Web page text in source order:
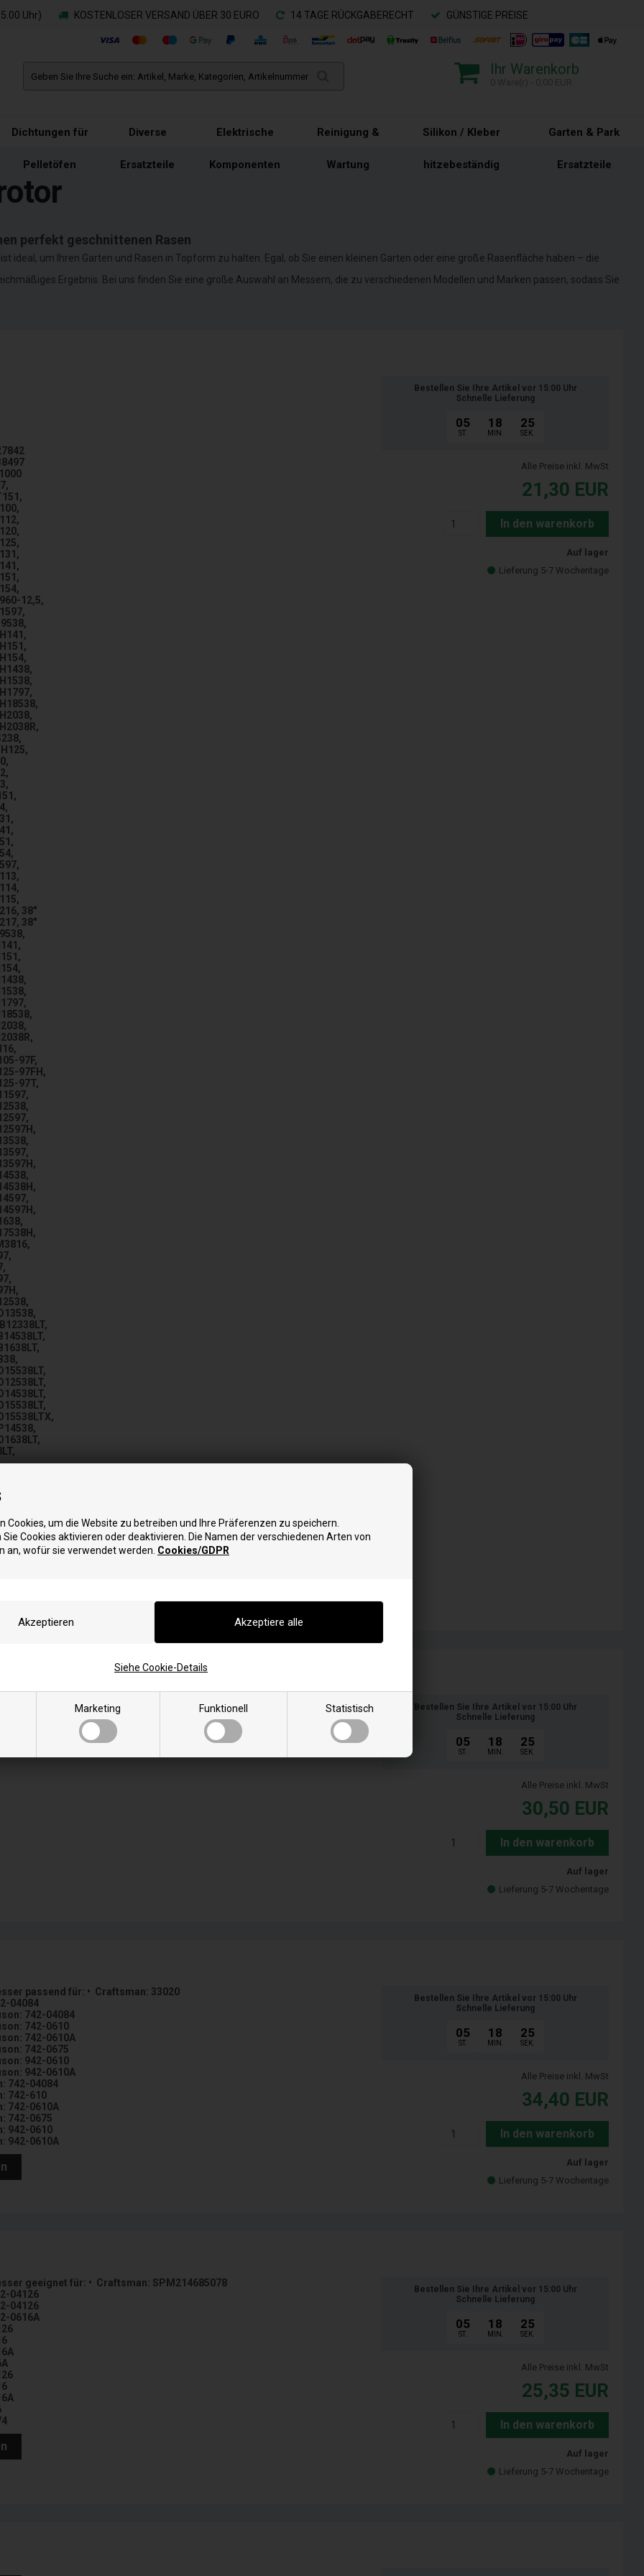
Cookies, um die Website zu betreiben und Ihre Präferenzen zu speichern.
Sie Cookies aktivieren oder deaktivieren. Die Namen der verschiedenen Arten von
an, wofür sie verwendet werden. Cookies/GDPR
Marketing Funktionell Statistisch
Siehe Cookie-Details
Uhr) KOSTENLOSER VERSAND ÜBER 30 EURO 14 TAGE RÜCKGABERECHT GÜNSTIGE PREISE
Ihr Warenkorb
Dichtungen für
Pelletöfen
Diverse
Ersatzteile
Elektrische
Komponenten
Reinigung &
Wartung
Silikon / Kleber
hitzebeständig
Garten & Park
Ersatzteile
perfekt geschnittenen Rasen
ist ideal, um Ihren Garten und Rasen in Topform zu halten. Egal, ob Sie einen kleinen Garten oder eine große Rasenfläche haben – die
Ergebnis. Bei uns finden Sie eine große Auswahl an Messern, die zu verschiedenen Modellen und Marken passen, sodass Sie
12,5,
38"
38"
97F,
97FH,
97T,
Bestellen Sie Ihre Artikel vor 15:00 Uhr
Schnelle Lieferung
05
ST.
18
MIN.
24
SEK.
Alle Preise inkl. MwSt
21,30 EUR
In den warenkorb
Auf lager
Lieferung 5-7 Wochentage
Bestellen Sie Ihre Artikel vor 15:00 Uhr
Schnelle Lieferung
05
ST.
18
MIN.
24
SEK.
Alle Preise inkl. MwSt
30,50 EUR
In den warenkorb
Auf lager
Lieferung 5-7 Wochentage
passend für: • Craftsman: 33020
04084
742-04084
742-0610
742-0610A
742-0675
942-0610
942-0610A
742-04084
742-610
742-0610A
742-0675
942-0610
942-0610A
Bestellen Sie Ihre Artikel vor 15:00 Uhr
Schnelle Lieferung
05
ST.
18
MIN.
24
SEK.
Alle Preise inkl. MwSt
34,40 EUR
In den warenkorb
Auf lager
Lieferung 5-7 Wochentage
geeignet für: • Craftsman: SPM214685078
04126
04126
0616A
Bestellen Sie Ihre Artikel vor 15:00 Uhr
Schnelle Lieferung
05
ST.
18
MIN.
24
SEK.
Alle Preise inkl. MwSt
25,35 EUR
In den warenkorb
Auf lager
Lieferung 5-7 Wochentage